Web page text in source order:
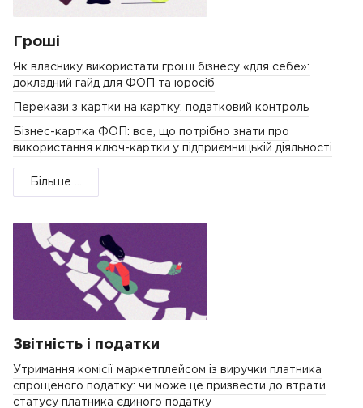
Гроші
Як власнику використати гроші бізнесу «для себе»:
докладний гайд для ФОП та юросіб
Перекази з картки на картку: податковий контроль
Бізнес-картка ФОП: все, що потрібно знати про
використання ключ-картки у підприємницькій діяльності
Більше ...
Звітність і податки
Утримання комісії маркетплейсом із виручки платника
спрощеного податку: чи може це призвести до втрати
статусу платника єдиного податку